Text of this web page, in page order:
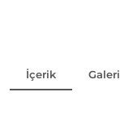
İçerik Galeri